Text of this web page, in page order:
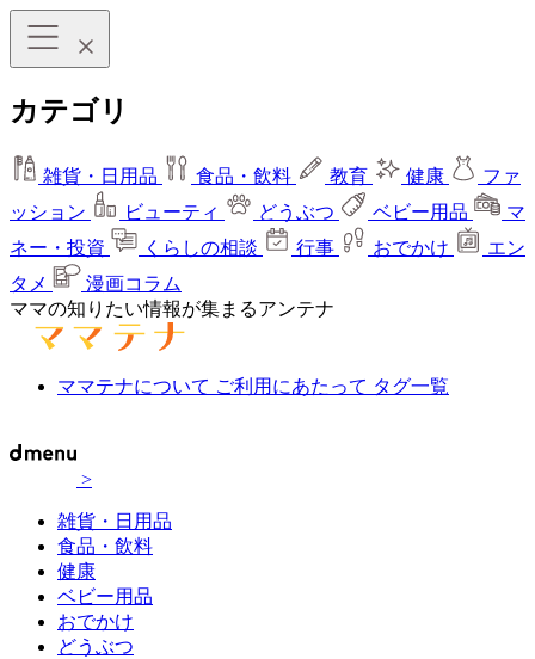
カテゴリ
雑貨・日用品 食品・飲料 教育 健康
ファ
ッション
ビューティ どうぶつ ベビー用品
マ
ネー・投資
くらしの相談 行事 おでかけ
エン
タメ
漫画コラム
ママの知りたい情報が集まるアンテナ
ママテナについて ご利用にあたって タグ一覧
>
雑貨・日用品
食品・飲料
健康
ベビー用品
おでかけ
どうぶつ